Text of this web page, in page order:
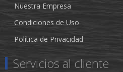
Nuestra Empresa
Condiciones de Uso
Política de Privacidad
Servicios al cliente